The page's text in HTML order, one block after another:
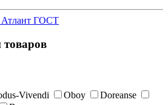
Атлант ГОСТ
Vivendi Oboy
Doreanse